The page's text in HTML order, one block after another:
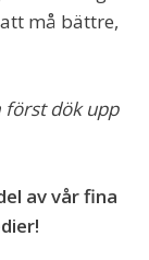
må bättre,
först dök upp
av vår fina